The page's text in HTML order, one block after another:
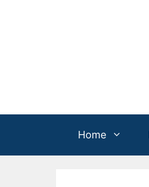
Home